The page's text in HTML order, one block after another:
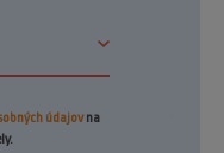
údajovna